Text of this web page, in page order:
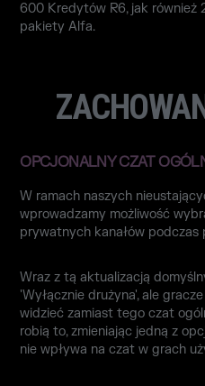
600 Kredytów R6, jak również
pakiety Alfa.
OPCJONALNY CZAT
W ramach naszych
wprowadzamy możliwość
prywatnych kanałów podczas
Wraz z tą aktualizacją
'Wyłącznie drużyna', ale
widzieć zamiast tego czat
robią to, zmieniając jedną z
nie wpływa na czat w grach